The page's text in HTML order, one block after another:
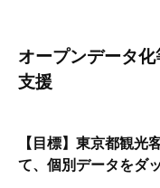
オープンデータ
支援
【目標】東京都観光
て、個別データをダ